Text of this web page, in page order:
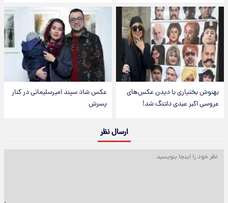
بهنوش بختیاری با دیدن عکس‌های
عروسی اکبر عبدی دلتنگ شد!
عکس شاد سپند امیرسلیمانی در کنار
پسرش
ارسال نظر